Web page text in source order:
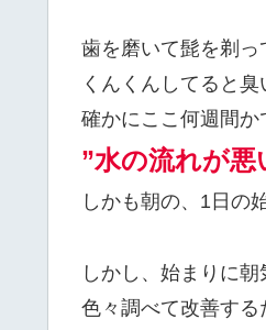
歯を磨いて髭を剃
くんくんしてると
確かにここ何週間か
”水の流れが悪
しかも朝の、1日の
しかし、始まりに
色々調べて改善する